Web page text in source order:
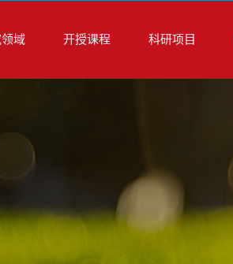
域 开授课程 科研项目